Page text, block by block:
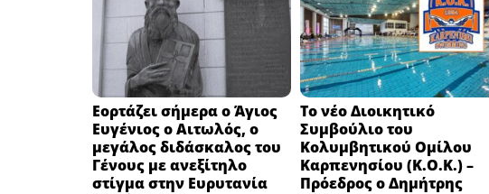
Εορτάζει σήμερα ο Άγιος
Ευγένιος ο Αιτωλός, ο
μεγάλος διδάσκαλος του
Γένους με ανεξίτηλο
στίγμα στην Ευρυτανία
Το νέο Διοικητικό
Συμβούλιο του
Κολυμβητικού Ομίλου
Καρπενησίου (Κ.Ο.Κ.) –
Πρόεδρος ο Δημήτρης